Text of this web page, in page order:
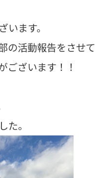
ます。
の活動報告をさせて
ございます！！
。